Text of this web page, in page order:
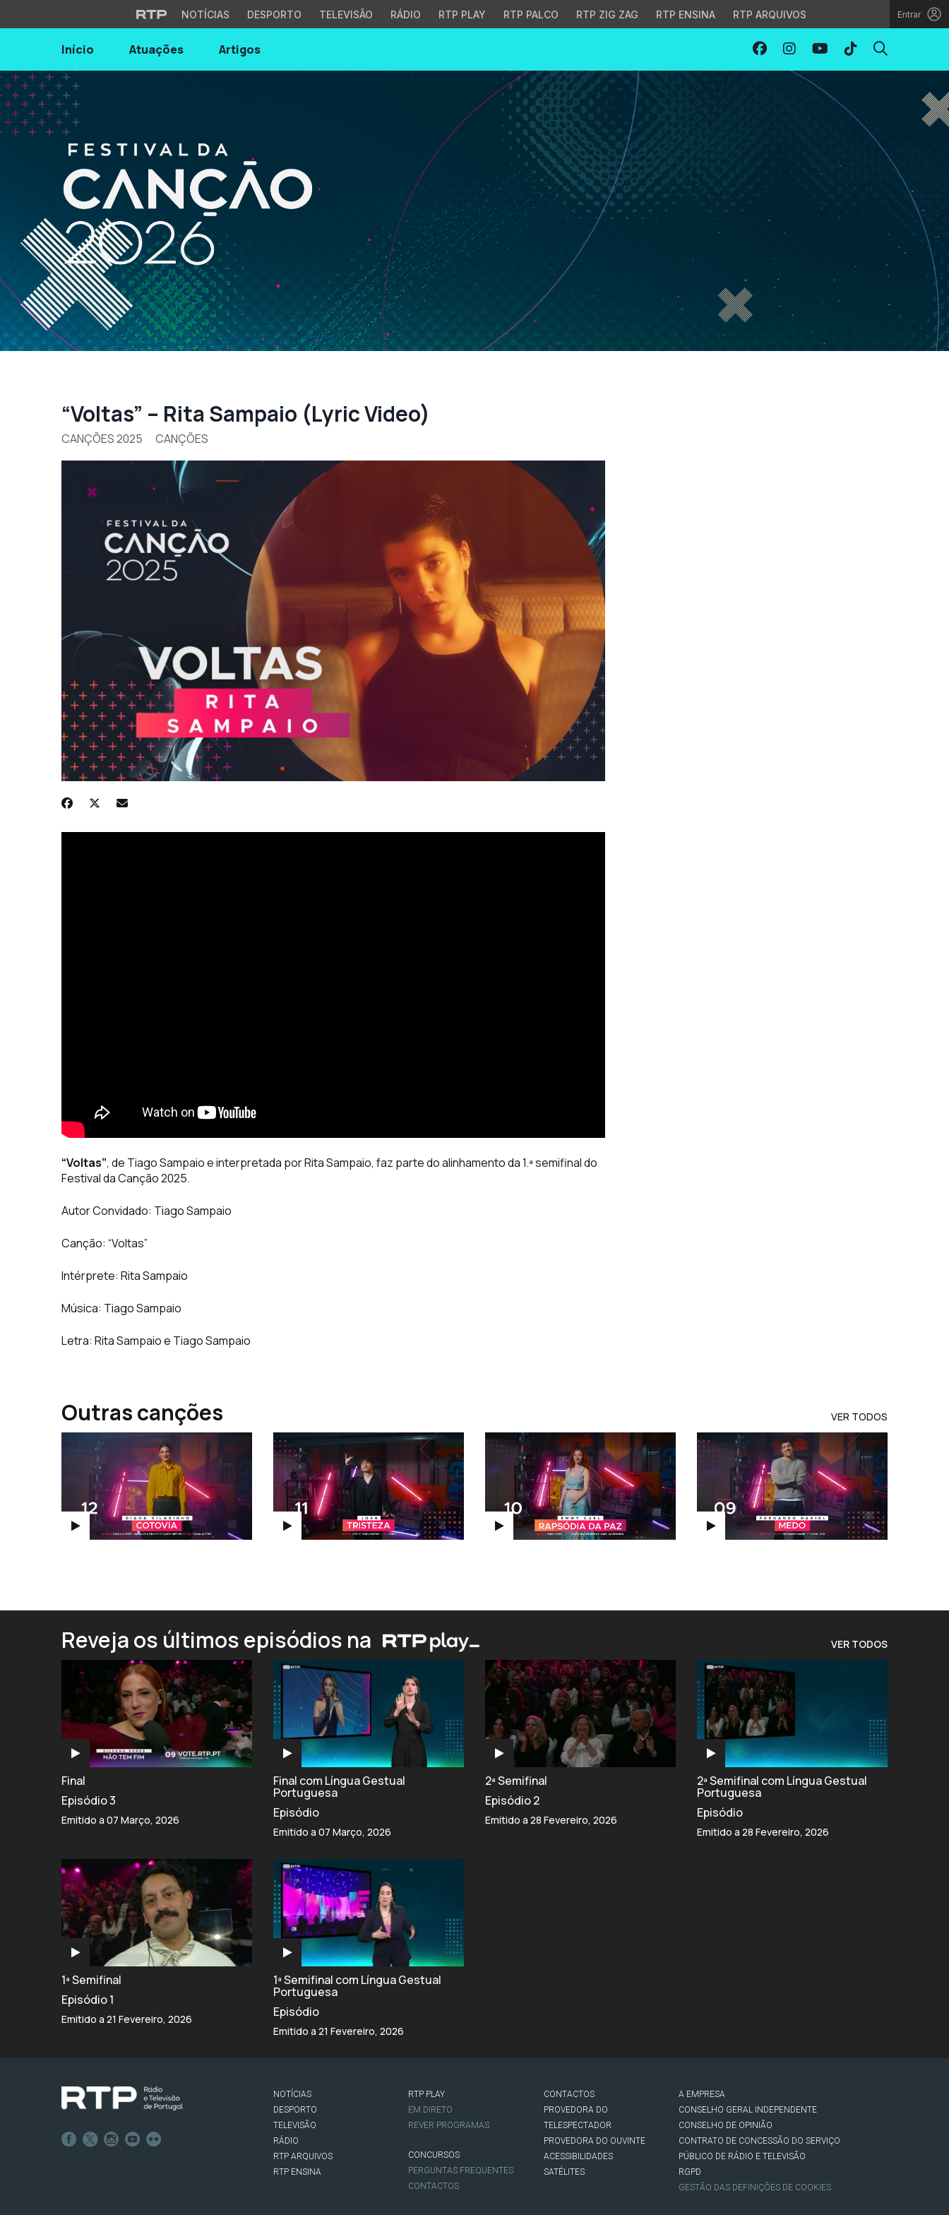
NOTÍCIAS DESPORTO TELEVISÃO RÁDIO RTP PLAY RTP PALCO RTP ZIG ZAG RTP ENSINA RTP ARQUIVOS Entrar
Início Atuações Artigos
“Voltas” – Rita Sampaio (Lyric Video)
CANÇÕES 2025 CANÇÕES
“Voltas”, de Tiago Sampaio e interpretada por Rita Sampaio, faz parte do alinhamento da 1.ª semifinal do
Festival da Canção 2025.
Autor Convidado: Tiago Sampaio
Canção: “Voltas”
Intérprete: Rita Sampaio
Música: Tiago Sampaio
Letra: Rita Sampaio e Tiago Sampaio
Outras canções VER TODOS
Reveja os últimos episódios na VER TODOS
Final
Episódio 3
Emitido a 07 Março, 2026
Final com Língua Gestual
Portuguesa
Episódio
Emitido a 07 Março, 2026
2ª Semifinal
Episódio 2
Emitido a 28 Fevereiro, 2026
2ª Semifinal com Língua Gestual
Portuguesa
Episódio
Emitido a 28 Fevereiro, 2026
1ª Semifinal
Episódio 1
Emitido a 21 Fevereiro, 2026
1ª Semifinal com Língua Gestual
Portuguesa
Episódio
Emitido a 21 Fevereiro, 2026
NOTÍCIAS
DESPORTO
TELEVISÃO
RÁDIO
RTP ARQUIVOS
RTP ENSINA
RTP PLAY
EM DIRETO
REVER PROGRAMAS
CONCURSOS
PERGUNTAS FREQUENTES
CONTACTOS
CONTACTOS
PROVEDORA DO
TELESPECTADOR
PROVEDORA DO OUVINTE
ACESSIBILIDADES
SATÉLITES
A EMPRESA
CONSELHO GERAL INDEPENDENTE
CONSELHO DE OPINIÃO
CONTRATO DE CONCESSÃO DO SERVIÇO
PÚBLICO DE RÁDIO E TELEVISÃO
RGPD
GESTÃO DAS DEFINIÇÕES DE COOKIES